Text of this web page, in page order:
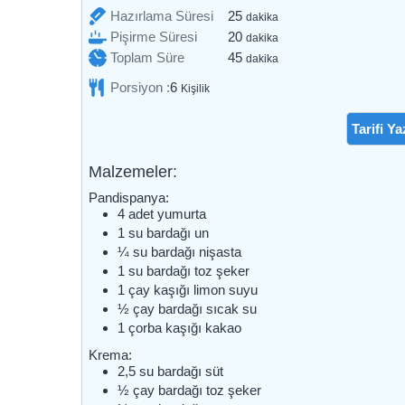
Hazırlama Süresi 25dakika
dakika
Pişirme Süresi 20dakika
dakika
Toplam Süre 45dakika
dakika
Porsiyon :6 Kişilik
Tarifi
Malzemeler:
Pandispanya:
4 adet yumurta
1 su bardağı un
¼ su bardağı nişasta
1 su bardağı toz şeker
1 çay kaşığı limon suyu
½çay bardağı sıcak su
1 çorba kaşığı kakao
Krema:
2,5 su bardağı süt
½çay bardağıtoz şeker